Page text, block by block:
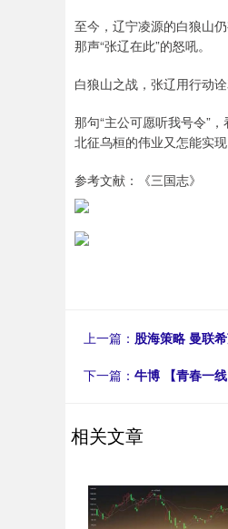
至今，辽宁凌源的白狼山
那声“张辽在此”的怒吼。
白狼山之战，张辽用行动
那句“主公可愿听我号令”
北征乌桓的伟业又怎能实现
参考文献：《三国志》
上一篇： 股海策略 曼联
下一篇： 牛博 【青春一
相关文章